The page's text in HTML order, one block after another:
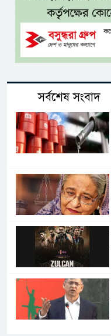
সর্বশেষ সংবাদ